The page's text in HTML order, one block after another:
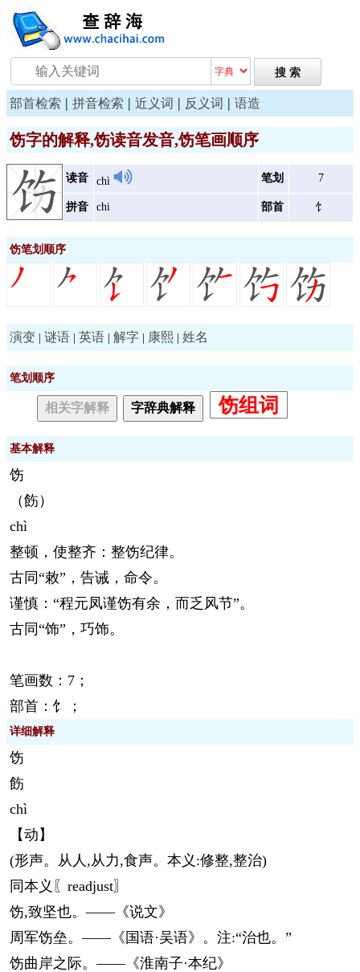
部首检索 | 拼音检索 | 近义词 | 反义词 | 语造
饬字的解释,饬读音发音,饬笔画顺序
读音 chì 笔划 7
拼音 chi 部首 饣
饬笔划顺序
演变 | 谜语 | 英语 | 解字 | 康熙 | 姓名
笔划顺序
相关字解释 字辞典解释 饬组词
基本解释
饬
（飭）
chì
整顿，使整齐：整饬纪律。
古同“敕”，告诫，命令。
谨慎：“程元凤谨饬有余，而乏风节”。
古同“饰”，巧饰。
笔画数：7；
部首：饣；
详细解释
饬
飭
chì
【动】
(形声。从人,从力,食声。本义:修整,整治)
同本义〖readjust〗
饬,致坚也。——《说文》
周军饬垒。——《国语·吴语》。注:“治也。”
饬曲岸之际。——《淮南子·本纪》